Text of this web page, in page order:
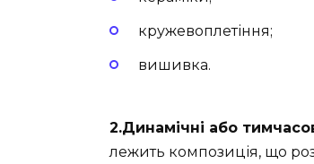
кружевоплетіння;
вишивка.
2.Динамічні або
лежить композиція, що